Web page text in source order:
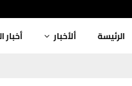
الرئيسة ألأخبار أخبار